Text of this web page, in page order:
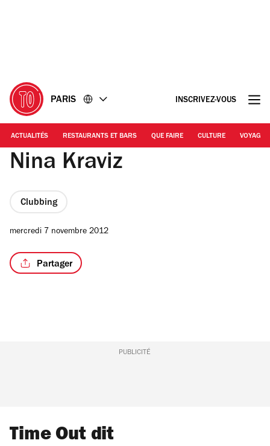
PARIS INSCRIVEZ-VOUS
ACTUALITÉS RESTAURANTS ET BARS QUE FAIRE CULTURE VOYAGE
Nina Kraviz
Clubbing
mercredi 7 novembre 2012
Partager
PUBLICITÉ
Time Out dit